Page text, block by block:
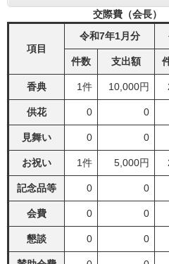
交際費（会長）
項目
令和7年1月分
件数 支出額
香典 1件 10,000円
供花 0 0
見舞い 0 0
お祝い 1件 5,000円
記念品等 0 0
会費 0 0
懇談 0 0